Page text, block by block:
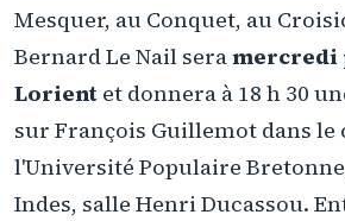
Mesquer, au Conquet, au
Bernard Le Nail seramercredi
Lorient et donnera à 18 h 30
sur François Guillemot dans le
l'Université Populaire
Indes, salle Henri Ducassou.